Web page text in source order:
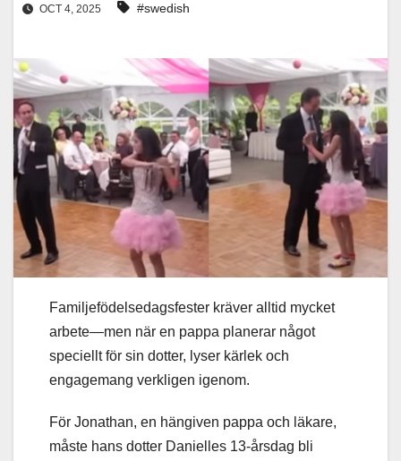
OCT 4, 2025 #swedish
Familjefödelsedagsfester kräver alltid mycket
arbete—men när en pappa planerar något
speciellt för sin dotter, lyser kärlek och
engagemang verkligen igenom.
För Jonathan, en hängiven pappa och läkare,
måste hans dotter Danielles 13-årsdag bli